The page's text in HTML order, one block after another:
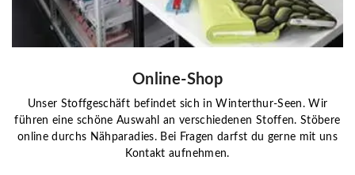
Online-Shop
Unser Stoffgeschäft befindet sich in Winterthur-Seen. Wir
führen eine schöne Auswahl an verschiedenen Stoffen. Stöbere
online durchs Nähparadies. Bei Fragen darfst du gerne mit uns
Kontakt aufnehmen.